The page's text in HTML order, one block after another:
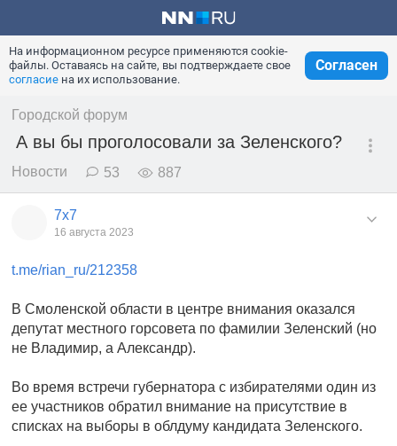
На информационном ресурсе применяются cookie-
файлы. Оставаясь на сайте, вы подтверждаете свое
согласие на их использование.
Согласен
Городской форум
А вы бы проголосовали за Зеленского?
Новости 53 887
7x7
16 августа 2023
t.me/rian_ru/212358
В Смоленской области в центре внимания оказался
депутат местного горсовета по фамилии Зеленский (но
не Владимир, а Александр).
Во время встречи губернатора с избирателями один из
ее участников обратил внимание на присутствие в
списках на выборы в облдуму кандидата Зеленского.